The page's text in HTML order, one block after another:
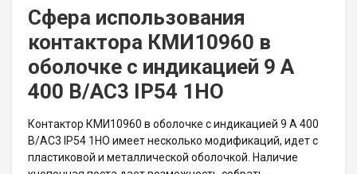
Сфера использования
контактора КМИ10960 в
оболочке с индикацией 9 А
400 В/AC3 IP54 1НО
Контактор КМИ10960 в оболочке с индикацией 9 А 400
В/AC3 IP54 1НО имеет несколько модификаций, идет с
пластиковой и металлической оболочкой. Наличие